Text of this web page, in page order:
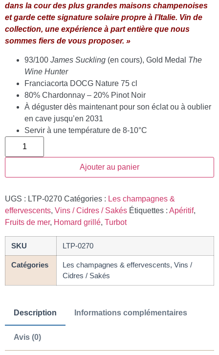
dans la cour des plus grandes maisons champenoises
et garde cette signature solaire propre à l’Italie. Vin de
collection, une expérience à part entière que nous
sommes fiers de vous proposer. »
93/100 James Suckling (en cours), Gold Medal The
Wine Hunter
Franciacorta DOCG Nature 75 cl
80% Chardonnay – 20% Pinot Noir
À déguster dès maintenant pour son éclat ou à oublier
en cave jusqu’en 2031
Servir à une température de 8-10°C
Ajouter au panier
UGS : LTP-0270 Catégories : Les champagnes &
effervescents, Vins / Cidres / Sakés Étiquettes : Apéritif,
Fruits de mer, Homard grillé, Turbot
SKU LTP-0270
Catégories
Les champagnes & effervescents, Vins /
Cidres / Sakés
Description Informations complémentaires
Avis (0)